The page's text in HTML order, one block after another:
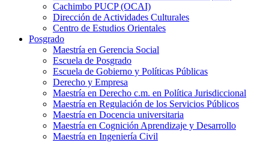
Cachimbo PUCP (OCAI)
Dirección de Actividades Culturales
Centro de Estudios Orientales
Posgrado
Maestría en Gerencia Social
Escuela de Posgrado
Escuela de Gobierno y Políticas Públicas
Derecho y Empresa
Maestría en Derecho c.m. en Política Jurisdiccional
Maestría en Regulación de los Servicios Públicos
Maestría en Docencia universitaria
Maestría en Cognición Aprendizaje y Desarrollo
Maestría en Ingeniería Civil